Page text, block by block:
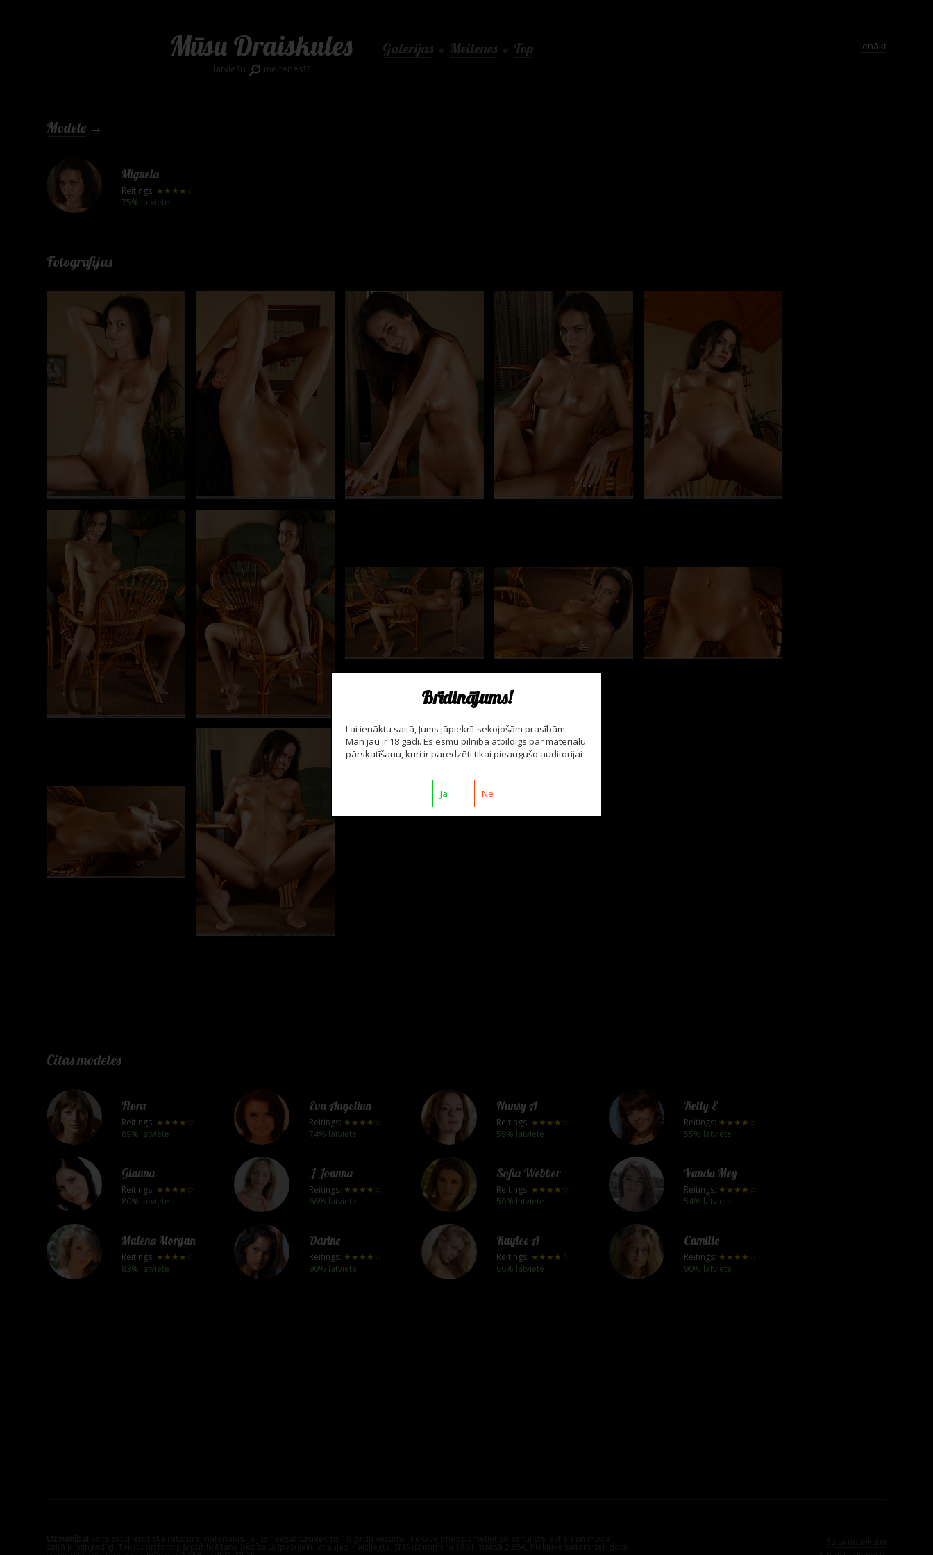
Brīdinājums!
Lai ienāktu saitā, Jums jāpiekrīt sekojošām prasībām:
Man jau ir 18 gadi. Es esmu pilnībā atbildīgs par materiālu
pārskatīšanu, kuri ir paredzēti tikai pieaugušo auditorijai
Jā Nē
Mūsu Draiskules
latviešu meitenes!?
Galerijas Meitenes Top Ienākt
Modele →
Miguela
Reitings: ★★★★☆
75% latviete
Fotogrāfijas
Citas modeles
Flora
Reitings: ★★★★☆
89% latviete
Eva Angelina
Reitings: ★★★★☆
74% latviete
Nansy A
Reitings: ★★★★☆
59% latviete
Kelly E
Reitings: ★★★★☆
55% latviete
Gianna
Reitings: ★★★★☆
80% latviete
J Joanna
Reitings: ★★★★☆
66% latviete
Sofia Webber
Reitings: ★★★★☆
50% latviete
Vanda Mey
Reitings: ★★★★☆
54% latviete
Malena Morgan
Reitings: ★★★★☆
83% latviete
Darine
Reitings: ★★★★☆
90% latviete
Kaylee A
Reitings: ★★★★☆
66% latviete
Camille
Reitings: ★★★★☆
90% latviete